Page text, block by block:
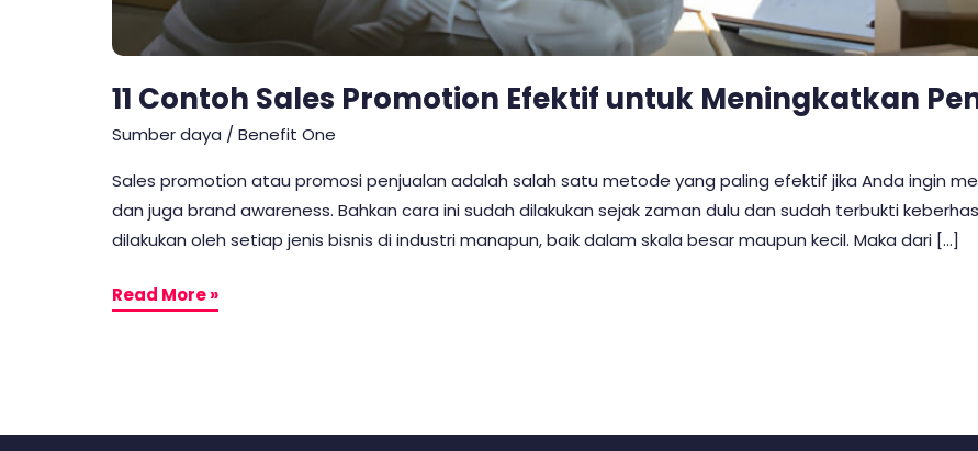
11 Contoh Sales Promotion Efektif untuk Meningkatkan
Sumber daya / Benefit One
Sales promotion atau promosi penjualan adalah salah satu metode yang paling efektif jika Anda ingin
dan juga brand awareness. Bahkan cara ini sudah dilakukan sejak zaman dulu dan sudah terbukti
dilakukan oleh setiap jenis bisnis di industri manapun, baik dalam skala besar maupun kecil. Maka dari […]
Read More »